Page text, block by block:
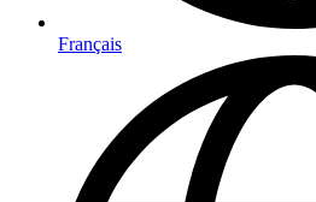
Français